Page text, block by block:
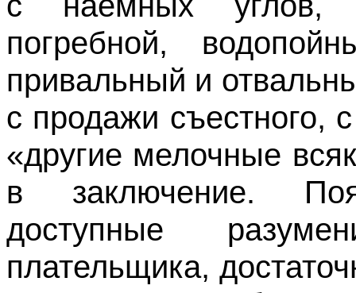
погребной,
привальный и
с продажи съестного,
«другие мелочные
в заключение.
доступные
плательщика,